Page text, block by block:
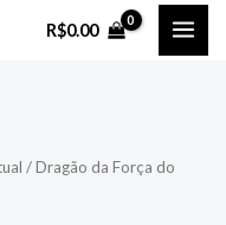
R$0.00
/ Dragão da Força do